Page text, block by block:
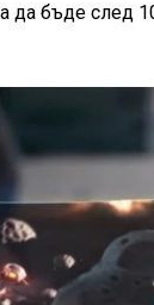
да бъде след